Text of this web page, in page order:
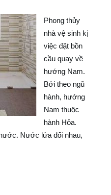
Phong thủy
nhà vệ sinh kị
việc đặt bồn
cầu quay về
hướng Nam.
Bởi theo ngũ
hành, hướng
Nam thuộc
hành Hỏa.
Nước lửa đối nhau,